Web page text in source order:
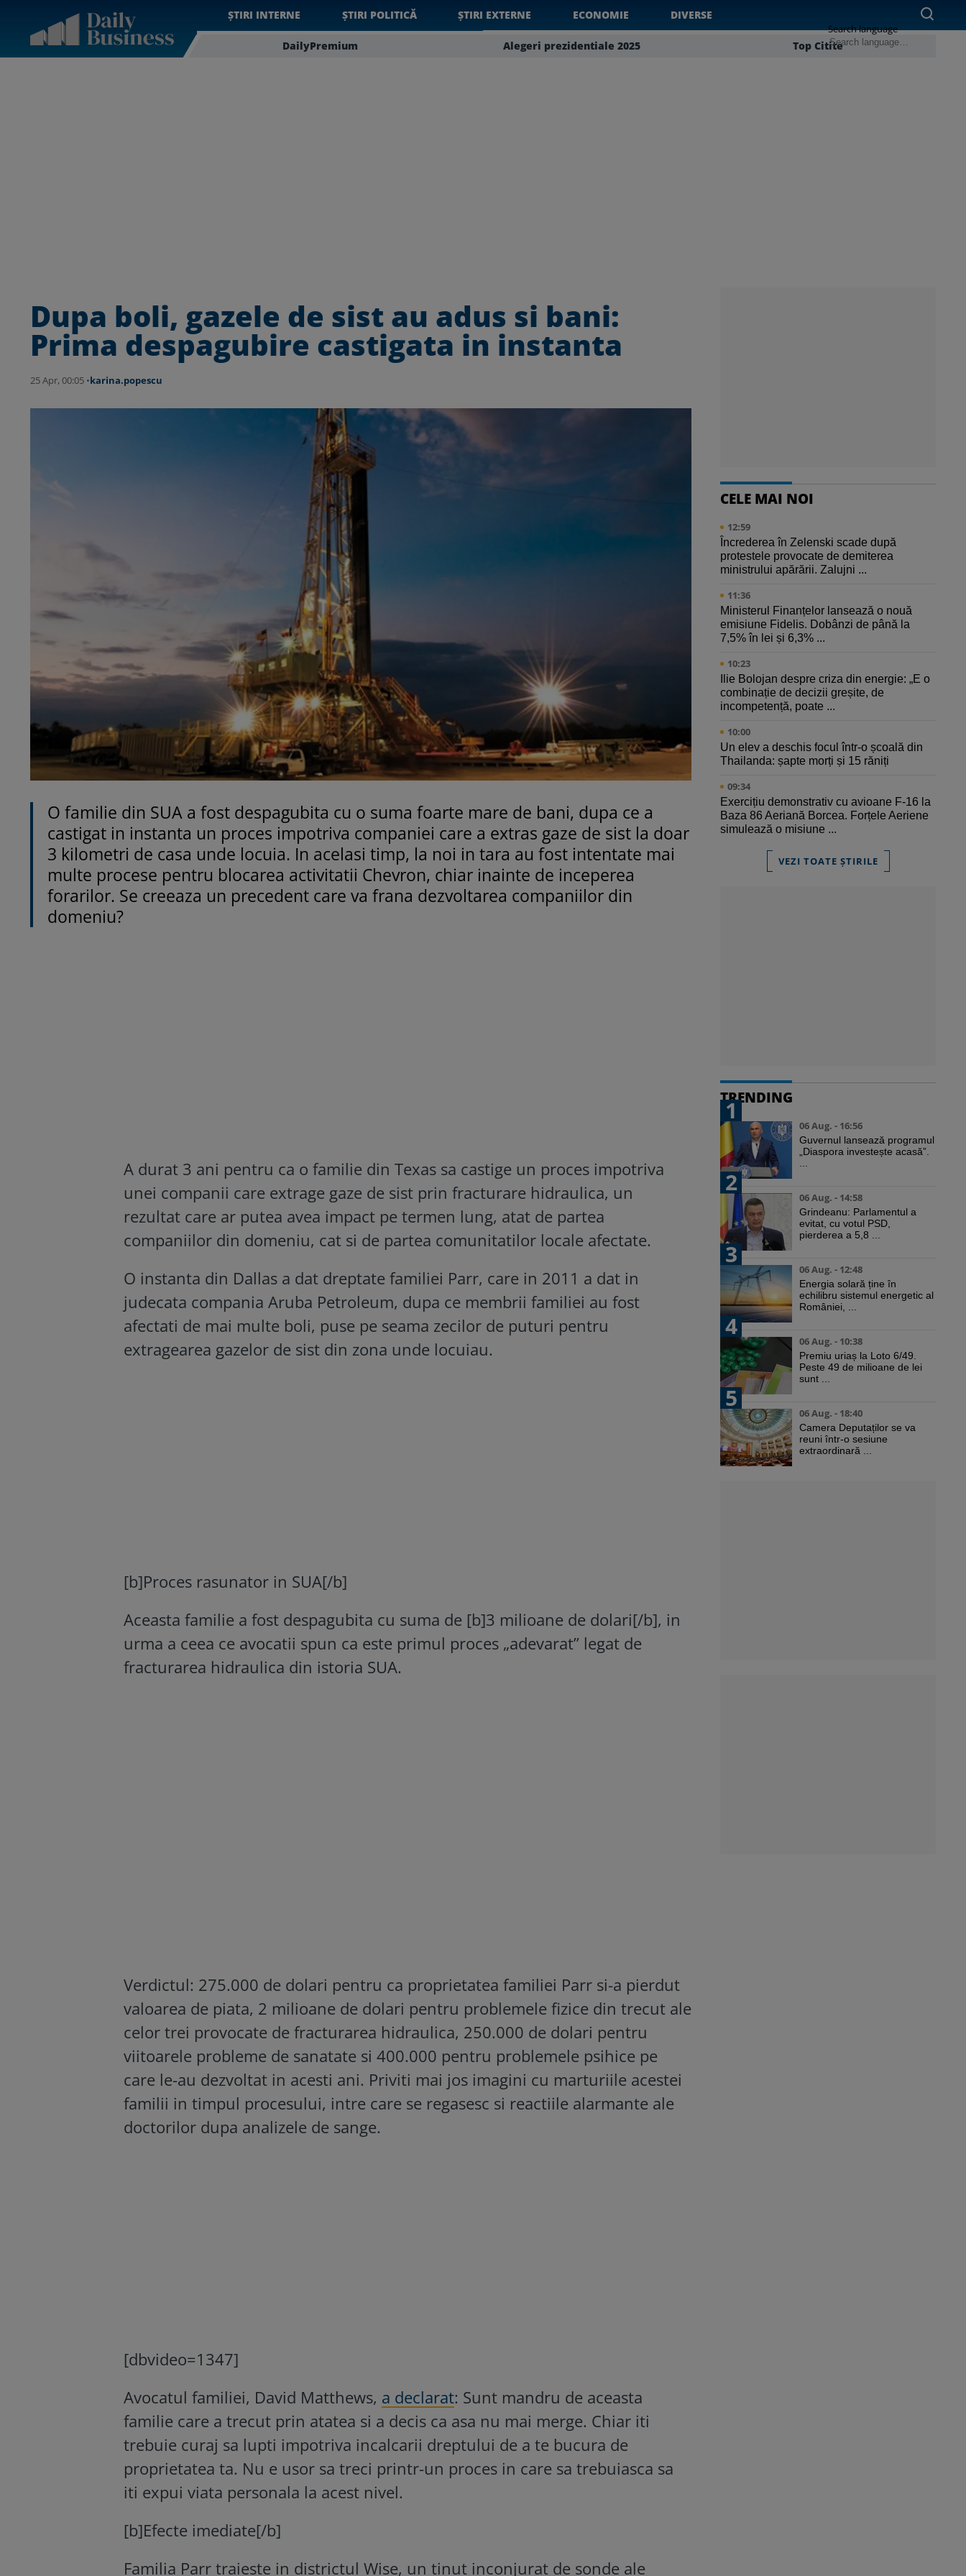
ȘTIRI INTERNE ȘTIRI POLITICĂ ȘTIRI EXTERNE ECONOMIE DIVERSE
DailyPremium Alegeri prezidentiale 2025 Top Citite
Search language
Dupa boli, gazele de sist au adus si bani:
Prima despagubire castigata in instanta
25 Apr, 00:05 •karina.popescu
O familie din SUA a fost despagubita cu o suma foarte mare de bani, dupa ce a
castigat in instanta un proces impotriva companiei care a extras gaze de sist la doar
3 kilometri de casa unde locuia. In acelasi timp, la noi in tara au fost intentate mai
multe procese pentru blocarea activitatii Chevron, chiar inainte de inceperea
forarilor. Se creeaza un precedent care va frana dezvoltarea companiilor din
domeniu?
A durat 3 ani pentru ca o familie din Texas sa castige un proces impotriva
unei companii care extrage gaze de sist prin fracturare hidraulica, un
rezultat care ar putea avea impact pe termen lung, atat de partea
companiilor din domeniu, cat si de partea comunitatilor locale afectate.
O instanta din Dallas a dat dreptate familiei Parr, care in 2011 a dat in
judecata compania Aruba Petroleum, dupa ce membrii familiei au fost
afectati de mai multe boli, puse pe seama zecilor de puturi pentru
extragearea gazelor de sist din zona unde locuiau.
[b]Proces rasunator in SUA[/b]
Aceasta familie a fost despagubita cu suma de [b]3 milioane de dolari[/b], in
urma a ceea ce avocatii spun ca este primul proces „adevarat” legat de
fracturarea hidraulica din istoria SUA.
Verdictul: 275.000 de dolari pentru ca proprietatea familiei Parr si-a pierdut
valoarea de piata, 2 milioane de dolari pentru problemele fizice din trecut ale
celor trei provocate de fracturarea hidraulica, 250.000 de dolari pentru
viitoarele probleme de sanatate si 400.000 pentru problemele psihice pe
care le-au dezvoltat in acesti ani. Priviti mai jos imagini cu marturiile acestei
familii in timpul procesului, intre care se regasesc si reactiile alarmante ale
doctorilor dupa analizele de sange.
[dbvideo=1347]
Avocatul familiei, David Matthews, a declarat: Sunt mandru de aceasta
familie care a trecut prin atatea si a decis ca asa nu mai merge. Chiar iti
trebuie curaj sa lupti impotriva incalcarii dreptului de a te bucura de
proprietatea ta. Nu e usor sa treci printr-un proces in care sa trebuiasca sa
iti expui viata personala la acest nivel.
[b]Efecte imediate[/b]
Familia Parr traieste in districtul Wise, un tinut inconjurat de sonde ale
CELE MAI NOI
12:59
Încrederea în Zelenski scade după
protestele provocate de demiterea
ministrului apărării. Zalujni ...
11:36
Ministerul Finanțelor lansează o nouă
emisiune Fidelis. Dobânzi de până la
7,5% în lei și 6,3% ...
10:23
Ilie Bolojan despre criza din energie: „E o
combinație de decizii greșite, de
incompetență, poate ...
10:00
Un elev a deschis focul într-o școală din
Thailanda: șapte morți și 15 răniți
09:34
Exercițiu demonstrativ cu avioane F-16 la
Baza 86 Aeriană Borcea. Forțele Aeriene
simulează o misiune ...
VEZI TOATE ȘTIRILE
TRENDING
1
06 Aug. - 16:56
Guvernul lansează programul
„Diaspora investește acasă”.
2
06 Aug. - 14:58
Grindeanu: Parlamentul a
evitat, cu votul PSD,
pierderea a 5,8 ...
3
06 Aug. - 12:48
Energia solară ține în
echilibru sistemul energetic al
României, ...
4
06 Aug. - 10:38
Premiu uriaș la Loto 6/49.
Peste 49 de milioane de lei
sunt ...
5
06 Aug. - 18:40
Camera Deputaților se va
reuni într-o sesiune
extraordinară ...